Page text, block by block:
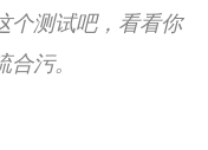
个测试吧，看看你
污。